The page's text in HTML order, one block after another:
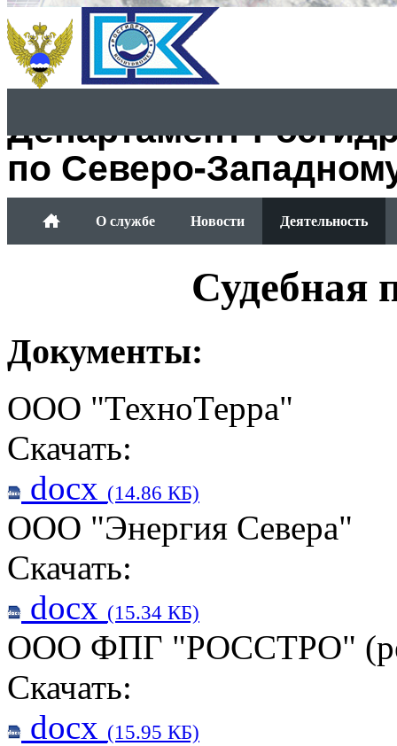
Департамент
по Северо-
О службе Новости Деятельность
Судебная
Документы:
ООО "ТехноТерра"
Скачать:
docx (14.86 КБ)
ООО "Энергия Севера"
Скачать:
docx (15.34 КБ)
ООО ФПГ "РОССТРО"
Скачать:
docx (15.95 КБ)